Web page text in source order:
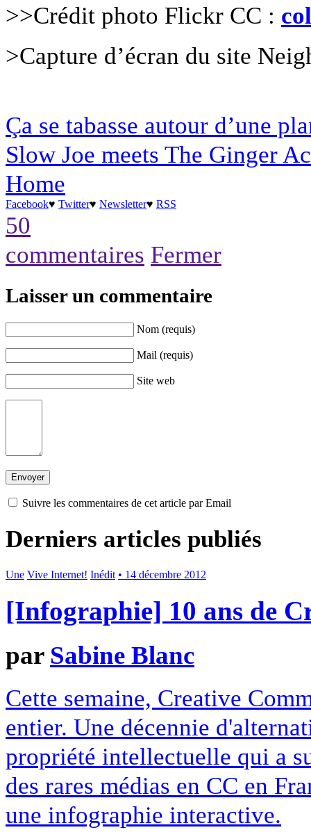
>>Crédit photo Flickr CC :
>Capture d’écran du site
Ça se tabasse autour d’une
Slow Joe meets The Ginger
Home
Facebook♥ Twitter♥ Newsletter♥ RSS
50
commentaires Fermer
Laisser un commentaire
Nom (requis)
Mail (requis)
Site web
Suivre les commentaires de cet article par Email
Derniers articles publiés
Une Vive Internet! Inédit • 14 décembre 2012
[Infographie] 10 ans de
par Sabine Blanc
Cette semaine, Creative
entier. Une décennie
propriété intellectuelle qui a
des rares médias en CC en
une infographie interactive.